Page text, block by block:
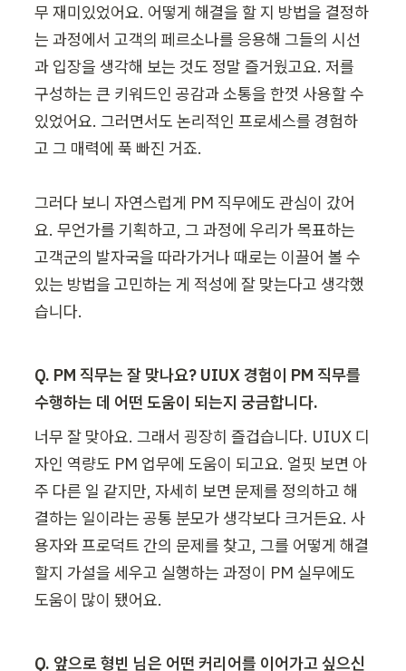
무 재미있었어요. 어떻게 해결을 할 지 방법을 결정하
는 과정에서 고객의 페르소나를 응용해 그들의 시선
과 입장을 생각해 보는 것도 정말 즐거웠고요. 저를
구성하는 큰 키워드인 공감과 소통을 한껏 사용할 수
있었어요. 그러면서도 논리적인 프로세스를 경험하
고 그 매력에 푹 빠진 거죠.
그러다 보니 자연스럽게 PM 직무에도 관심이 갔어
요. 무언가를 기획하고, 그 과정에 우리가 목표하는
고객군의 발자국을 따라가거나 때로는 이끌어 볼 수
있는 방법을 고민하는 게 적성에 잘 맞는다고 생각했
습니다.
Q. PM 직무는 잘 맞나요? UIUX 경험이 PM 직무를
수행하는 데 어떤 도움이 되는지 궁금합니다.
너무 잘 맞아요. 그래서 굉장히 즐겁습니다. UIUX 디
자인 역량도 PM 업무에 도움이 되고요. 얼핏 보면 아
주 다른 일 같지만, 자세히 보면 문제를 정의하고 해
결하는 일이라는 공통 분모가 생각보다 크거든요. 사
용자와 프로덕트 간의 문제를 찾고, 그를 어떻게 해결
할지 가설을 세우고 실행하는 과정이 PM 실무에도
도움이 많이 됐어요.
Q. 앞으로 형빈 님은 어떤 커리어를 이어가고 싶으신